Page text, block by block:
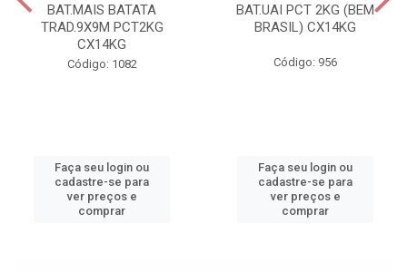
BAT.MAIS BATATA
TRAD.9X9M PCT2KG
CX14KG
Código: 1082
Faça seu login ou
cadastre-se para
ver preços e
comprar
BAT.UAI PCT 2KG (BEM
BRASIL) CX14KG
Código: 956
Faça seu login ou
cadastre-se para
ver preços e
comprar